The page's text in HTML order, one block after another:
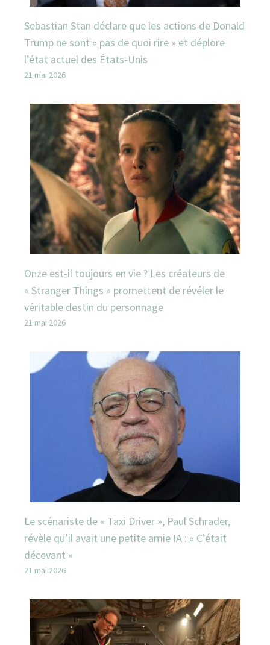
Sebastian Stan déclare que les actions de Donald
Trump ne sont « pas de quoi rire » et déplore
l’état actuel des États-Unis
21 mai 2026
Onze est-il toujours en vie ? Les créateurs de
« Stranger Things » promettent de révéler le
véritable destin du personnage
21 mai 2026
Le scénariste de « Taxi Driver », Paul Schrader,
révèle qu’il avait une petite amie IA : « C’était
décevant »
21 mai 2026